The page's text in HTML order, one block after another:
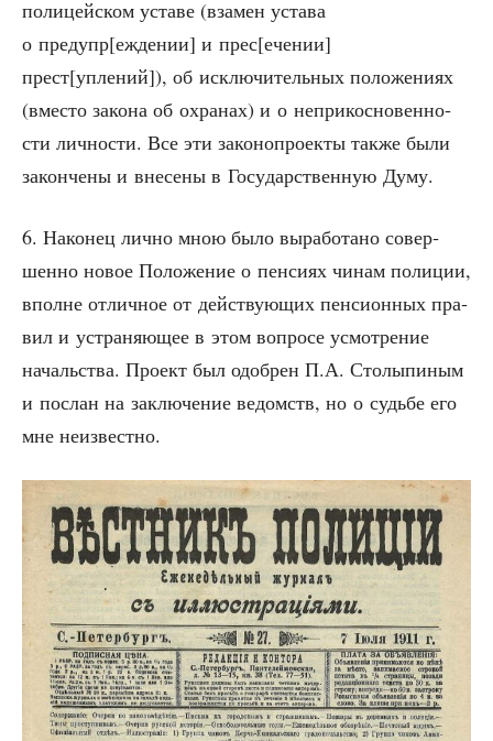
поли­цей­ском уста­ве (вза­мен уста­ва
о предупр[еждении] и прес[ечении]
прест[уплений]), об исклю­чи­тель­ных поло­же­ни­ях
(вме­сто зако­на об охра­нах) и о непри­кос­но­вен­но­
сти лич­но­сти. Все эти зако­но­про­ек­ты так­же были
закон­че­ны и вне­се­ны в Госу­дар­ствен­ную Думу.
6. Нако­нец лич­но мною было выра­бо­та­но совер­
шен­но новое Поло­же­ние о пен­си­ях чинам поли­ции,
вполне отлич­ное от дей­ству­ю­щих пен­си­он­ных пра­
вил и устра­ня­ю­щее в этом вопро­се усмот­ре­ние
началь­ства. Про­ект был одоб­рен П.А. Сто­лы­пи­ным
и послан на заклю­че­ние ведомств, но о судь­бе его
мне неизвестно.